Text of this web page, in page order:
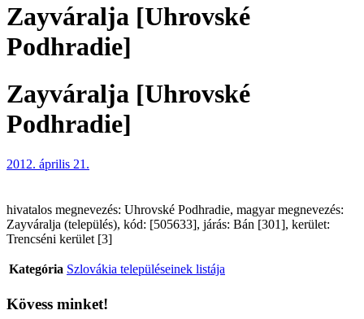
Zayváralja [Uhrovské
Podhradie]
Zayváralja [Uhrovské
Podhradie]
2012. április 21.
hivatalos megnevezés: Uhrovské Podhradie, magyar megnevezés:
Zayváralja (település), kód: [505633], járás: Bán [301], kerület:
Trencséni kerület [3]
Kategória Szlovákia településeinek listája
Kövess minket!